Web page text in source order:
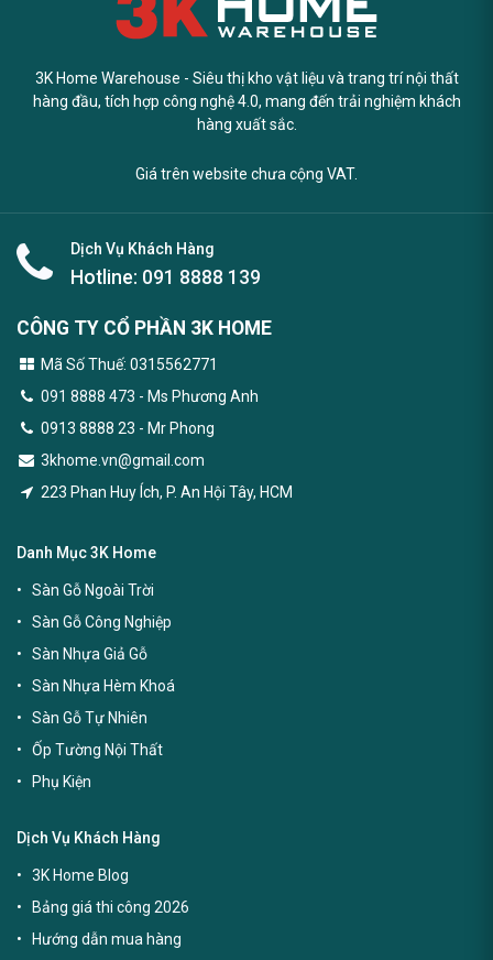
3K Home Warehouse - Siêu thị kho vật liệu và trang trí nội thất
hàng đầu, tích hợp công nghệ 4.0, mang đến trải nghiệm khách
hàng xuất sắc.
Giá trên website chưa cộng VAT.
Dịch Vụ Khách Hàng
Hotline: 091 8888 139
CÔNG TY CỔ PHẦN 3K HOME
Mã Số Thuế: 0315562771
091 8888 473 - Ms Phương Anh
0913 8888 23 - Mr Phong
3khome.vn@gmail.com
223 Phan Huy Ích, P. An Hội Tây, HCM
Danh Mục 3K Home
Sàn Gỗ Ngoài Trời
Sàn Gỗ Công Nghiệp
Sàn Nhựa Giả Gỗ
Sàn Nhựa Hèm Khoá
Sàn Gỗ Tự Nhiên
Ốp Tường Nội Thất
Phụ Kiện
Dịch Vụ Khách Hàng
3K Home Blog
Bảng giá thi công 2026
Hướng dẫn mua hàng